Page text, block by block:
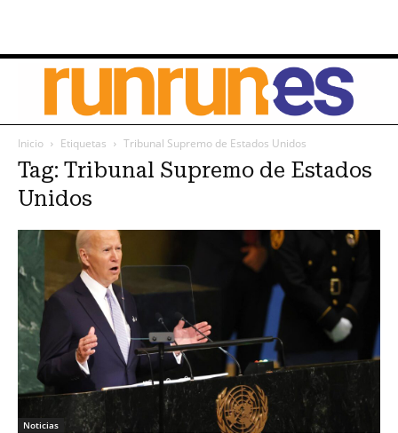
Inicio Etiquetas Tribunal Supremo de Estados Unidos
Tag: Tribunal Supremo de Estados
Unidos
Noticias